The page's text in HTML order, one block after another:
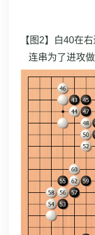
【图2】白40在
连串为了进攻